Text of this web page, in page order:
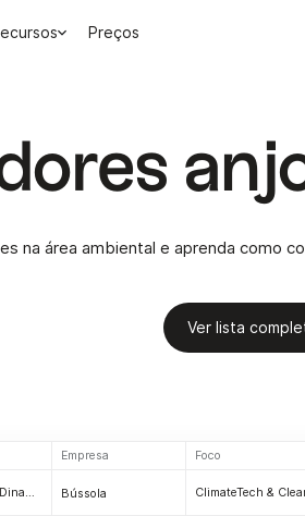
Preços
na área ambiental e aprenda como
Ver lista
Empresa Foco
Copenhaga, Dinamarca Bússola